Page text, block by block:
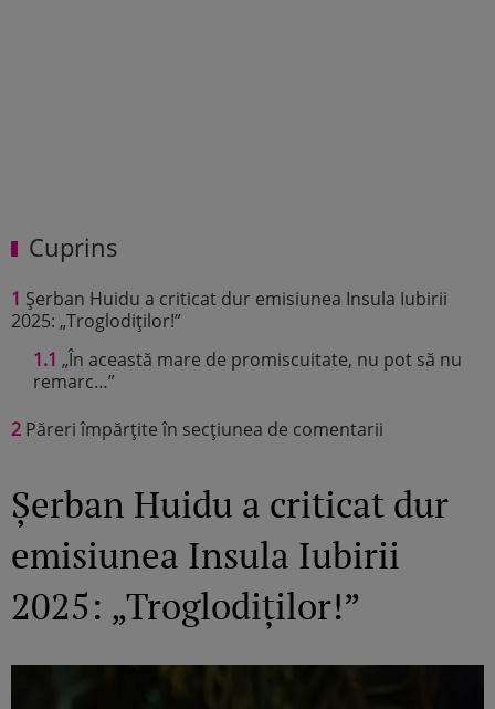
Cuprins
1 Șerban Huidu a criticat dur emisiunea Insula Iubirii
2025: „Troglodiților!”
1.1 „În această mare de promiscuitate, nu pot să nu
remarc…”
2 Păreri împărțite în secțiunea de comentarii
Șerban Huidu a criticat dur
emisiunea Insula Iubirii
2025: „Troglodiților!”